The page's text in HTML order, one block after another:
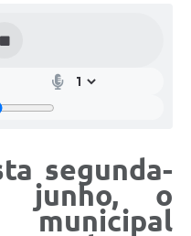
segunda-
junho, o